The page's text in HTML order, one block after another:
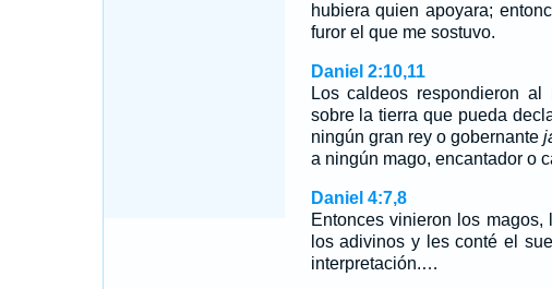
hubiera quien apoyara;
furor el que me sostuvo.
Daniel 2:10,11
Los caldeos respondieron
sobre la tierra que pueda
ningún gran rey o gobernante
a ningún mago, encantador o
Daniel 4:7,8
Entonces vinieron los
los adivinos y les conté el
interpretación.…